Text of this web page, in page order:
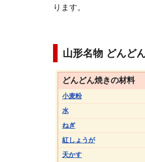
ります。
山形名物 どんど
どんどん焼きの材料
小麦粉
水
ねぎ
紅しょうが
天かす